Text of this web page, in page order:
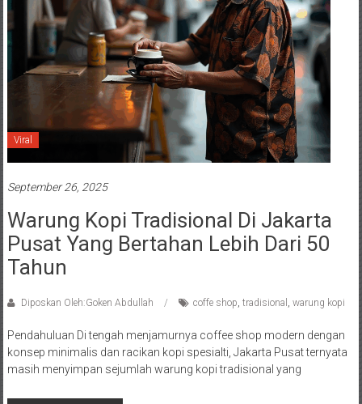
Viral
September 26, 2025
Warung Kopi Tradisional Di Jakarta
Pusat Yang Bertahan Lebih Dari 50
Tahun
Diposkan Oleh:Goken Abdullah coffe shop, tradisional , warung kopi
Pendahuluan Di tengah menjamurnya coffee shop modern dengan
konsep minimalis dan racikan kopi spesialti, Jakarta Pusat ternyata
masih menyimpan sejumlah warung kopi tradisional yang